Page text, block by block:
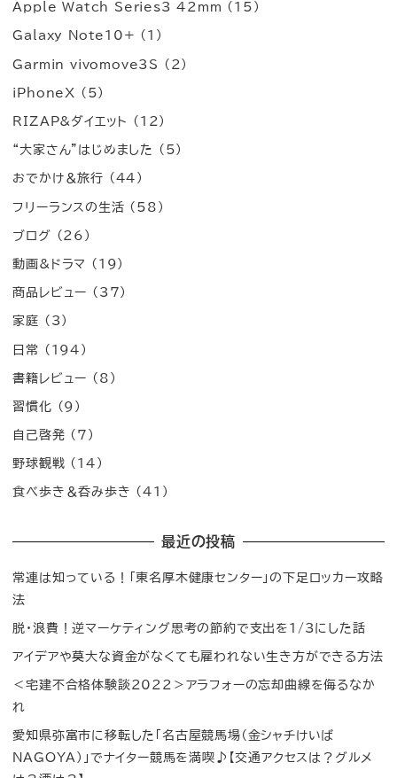
Apple Watch Series3 42mm (15)
Galaxy Note10+ (1)
Garmin vivomove3S (2)
iPhoneX (5)
RIZAP&ダイエット (12)
“大家さん”はじめました (5)
おでかけ＆旅行 (44)
フリーランスの生活 (58)
ブログ (26)
動画&ドラマ (19)
商品レビュー (37)
家庭 (3)
日常 (194)
書籍レビュー (8)
習慣化 (9)
自己啓発 (7)
野球観戦 (14)
食べ歩き＆呑み歩き (41)
最近の投稿
常連は知っている！「東名厚木健康センター」の下足ロッカー攻略
法
脱・浪費！逆マーケティング思考の節約で支出を1/3にした話
アイデアや莫大な資金がなくても雇われない生き方ができる方法
＜宅建不合格体験談2022＞アラフォーの忘却曲線を侮るなか
れ
愛知県弥富市に移転した「名古屋競馬場（金シャチけいば
NAGOYA）」でナイター競馬を満喫♪【交通アクセスは？グルメ